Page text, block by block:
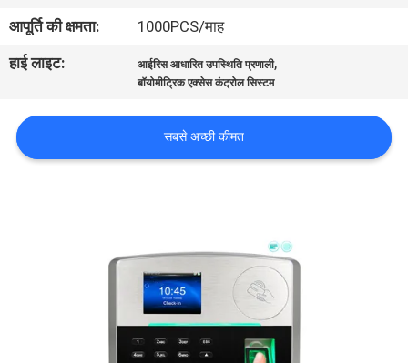
संपर्क
करें
उद्धरण
मांगें
आपूर्ति की क्षमता:
1000PCS/माह
हाई लाइट:
आईरिस आधारित उपस्थिति प्रणाली,
बॉयोमीट्रिक एक्सेस कंट्रोल सिस्टम
सबसे अच्छी कीमत